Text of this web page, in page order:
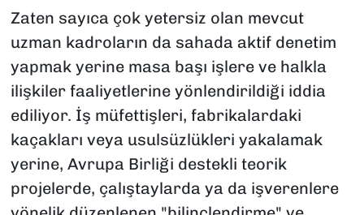
Zaten sayıca çok yetersiz olan mevcut
uzman kadroların da sahada aktif denetim
yapmak yerine masa başı işlere ve halkla
ilişkiler faaliyetlerine yönlendirildiği iddia
ediliyor. İş müfettişleri, fabrikalardaki
kaçakları veya usulsüzlükleri yakalamak
yerine, Avrupa Birliği destekli teorik
projelerde, çalıştaylarda ya da işverenlere